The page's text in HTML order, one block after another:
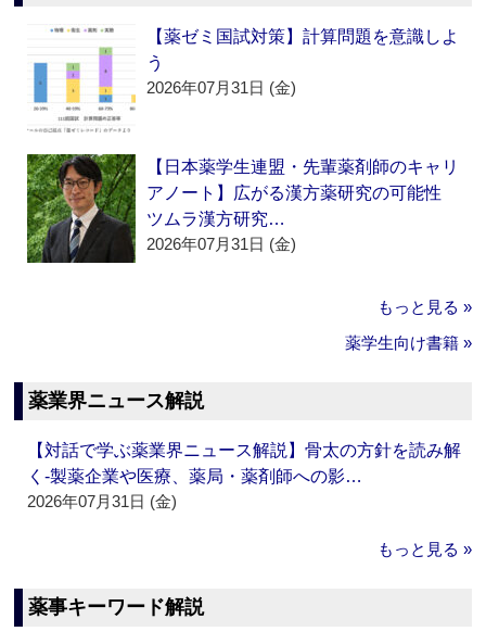
【薬ゼミ国試対策】計算問題を意識しよ
う
2026年07月31日 (金)
【日本薬学生連盟・先輩薬剤師のキャリ
アノート】広がる漢方薬研究の可能性
ツムラ漢方研究…
2026年07月31日 (金)
もっと見る »
薬学生向け書籍 »
薬業界ニュース解説
【対話で学ぶ薬業界ニュース解説】骨太の方針を読み解
く‐製薬企業や医療、薬局・薬剤師への影…
2026年07月31日 (金)
もっと見る »
薬事キーワード解説